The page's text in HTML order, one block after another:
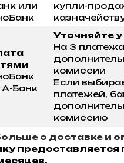
или
купли-
А-Банк
Уточняйте
На 3
комиссии
Если
платежей,
комиссию
о доставке и
предоставляется